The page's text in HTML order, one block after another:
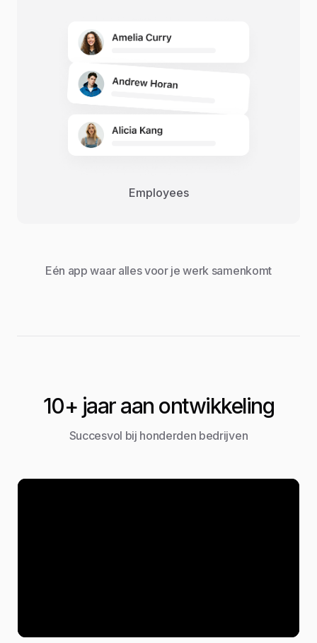
Employees
Eén app waar alles voor je werk samenkomt
10+ jaar aan ontwikkeling
Succesvol bij honderden bedrijven